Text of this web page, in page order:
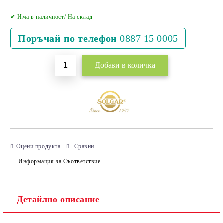
✔ Има в наличност/ На склад
Поръчай по телефон 0887 15 0005
Оцени продукта Сравни
Информация за Съответствие
Детайлно описание